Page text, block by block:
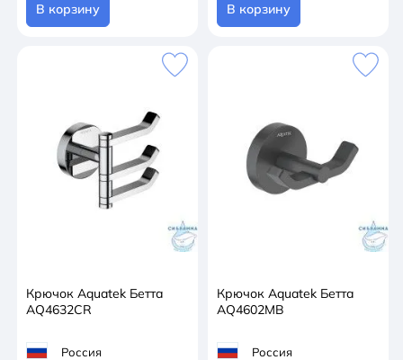
В корзину В корзину
Крючок Aquatek Бетта
AQ4632CR
Россия
Крючок Aquatek Бетта
AQ4602MB
Россия